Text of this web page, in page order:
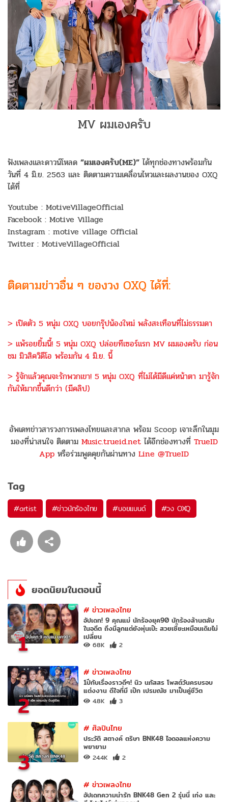
MV ผมเองครับ
ฟังเพลงและดาวน์โหลด ”ผมเองครับ(ME)” ได้ทุกช่องทางพร้อมกัน
วันที่ 4 มิ.ย. 2563 และ ติดตามความเคลื่อนไหวและผลงานของ OXQ
ได้ที่
Youtube : MotiveVillageOfficial
Facebook : Motive Village
Instagram : motive village Official
Twitter : MotiveVillageOfficial
ติดตามข่าวอื่น ๆ ของวง OXQ ได้ที่:
> เปิดตัว 5 หนุ่ม OXQ บอยกรุ๊ปน้องใหม่ พลังสะเทือนที่ไม่ธรรมดา
> แพ้รอยยิ้มนี้! 5 หนุ่ม OXQ ปล่อยทีเซอร์แรก MV ผมเองครับ ก่อน
ชม มิวสิควิดีโอ พร้อมกัน 4 มิ.ย. นี้
> รู้จักแล้วคุณจะรักพวกเขา! 5 หนุ่ม OXQ ที่ไม่ได้มีดีแค่หน้าตา มารู้จัก
กันให้มากขึ้นดีกว่า (มีคลิป)
อัพเดทข่าวสารวงการเพลงไทยและสากล พร้อม Scoop เจาะลึกในมุม
มองที่น่าสนใจ ติดตาม Music.trueid.netได้อีกช่องทางที่ TrueID
App หรือร่วมพูดคุยกันผ่านทาง Line @TrueID
Tag
#artist #ข่าวนักร้องไทย #บอยแบนด์ #วง OXQ
ยอดนิยมในตอนนี้
1
#ข่าวเพลงไทย
อัปเดท! 9 คุณแม่ นักร้องยุค90 นักร้องล้านตลับ
ในอดีต ถึงมีลูกแต่ยังหุ่นเป๊ะ สวยเซี๊ยะเหมือนเดิมไม่
เปลี่ยน
68K 2
2
#ข่าวเพลงไทย
1ปีกับเรื่องราวดีๆ! นิว นภัสสร โพสต์วันครบรอบ
แต่งงาน ดีใจที่มี เป๊ก เปรมณัช มาเป็นคู่ชีวิต
4.8K 3
3
#ศิลปินไทย
ประวัติ สตางค์ ตริษา BNK48 ไอดอลแห่งความ
พยายาม
24.4K 2
#ข่าวเพลงไทย
อัปเดทความน่ารัก BNK48 Gen 2 รุ่นนี้ เก่ง และ